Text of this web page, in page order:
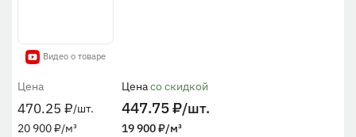
Видео о товаре
Цена
470.25 ₽/шт.
20 900₽/м³
Ценасо скидкой
447.75₽/шт.
19 900₽/м³